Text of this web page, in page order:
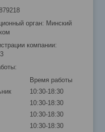
орган: Минский
компании:
Время работы
10:30-18:30
10:30-18:30
10:30-18:30
10:30-18:30